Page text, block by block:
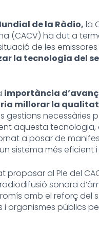
de la Ràdio, la
(CACV) ha dut a
de les
la tecnologia del
importància
millorar la
necessàries
aquesta tecnologia,
a posar de
sistema més
proposar al Ple del
sonora
amb el reforç
i organismes públics